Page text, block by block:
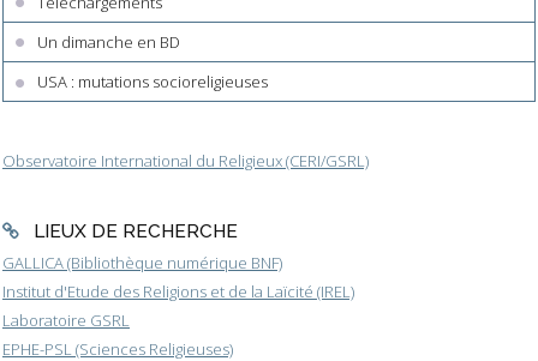
Un dimanche en BD
USA : mutations socioreligieuses
Observatoire International du Religieux (CERI/GSRL)
LIEUX DE RECHERCHE
GALLICA (Bibliothèque numérique BNF)
Institut d'Etude des Religions et de la Laïcité (IREL)
Laboratoire GSRL
EPHE-PSL (Sciences Religieuses)